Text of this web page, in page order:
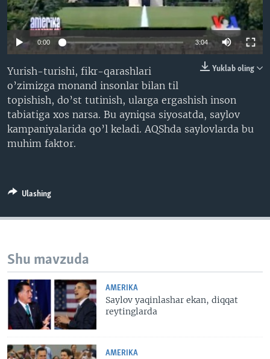
VIDEO
XABARLAR SURATLARDA
ODNOKLASSNIKI
TELEGRAM
TWITTER
SOUNDCLOUD
VOA
0:00 3:04
Yuklab oling
Yurish-turishi, fikr-qarashlari
o’zimizga monand insonlar bilan til
topishish, do’st tutinish, ularga ergashish inson
tabiatiga xos narsa. Bu ayniqsa siyosatda, saylov
kampaniyalarida qo’l keladi. AQShda saylovlarda bu
muhim faktor.
Ulashing
Shu mavzuda
AMERIKA
Saylov yaqinlashar ekan, diqqat
reytinglarda
AMERIKA